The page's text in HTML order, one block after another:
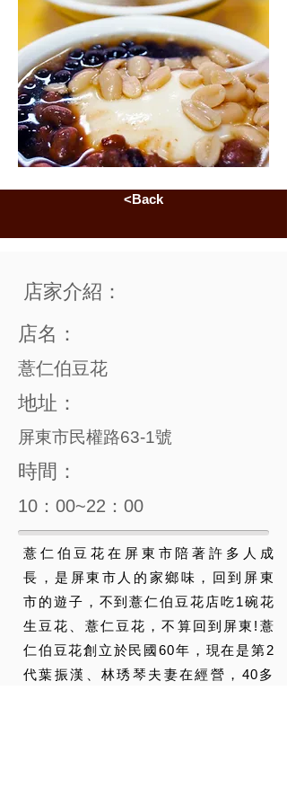
<Back
店家介紹：
店名：
薏仁伯豆花
地址：
屏東市民權路63-1號
時間：
10：00~22：00
薏仁伯豆花在屏東市陪著許多人成
長，是屏東市人的家鄉味，回到屏東
市的遊子，不到薏仁伯豆花店吃1碗花
生豆花、薏仁豆花，不算回到屏東!薏
仁伯豆花創立於民國60年，現在是第2
代葉振漢、林琇琴夫妻在經營，40多